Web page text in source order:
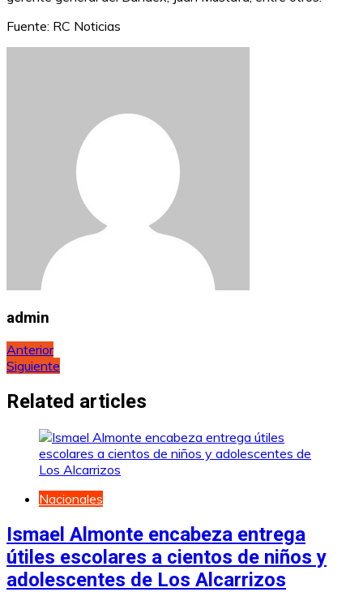
Fuente: RC Noticias
admin
Navegación
de
entradas
Anterior
Siguiente
Related articles
Nacionales
Ismael Almonte encabeza entrega
útiles escolares a cientos de niños y
adolescentes de Los Alcarrizos